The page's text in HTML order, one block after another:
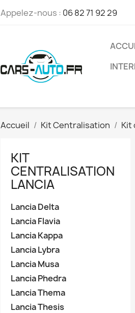
Appelez-nous : 06 82 71 92 29
Accueil Kit Centralisation Kit
KIT
CENTRALISATION
LANCIA
Lancia Delta
Lancia Flavia
Lancia Kappa
Lancia Lybra
Lancia Musa
Lancia Phedra
Lancia Thema
Lancia Thesis